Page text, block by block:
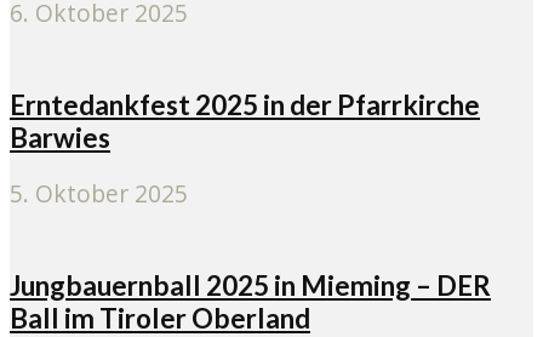
6. Oktober 2025
Erntedankfest 2025 in der Pfarrkirche
Barwies
5. Oktober 2025
Jungbauernball 2025 in Mieming – DER
Ball im Tiroler Oberland